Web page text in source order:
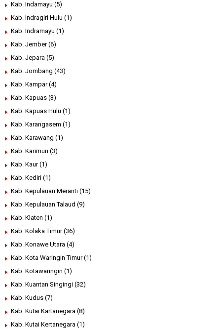
Kab. Indamayu (5)
Kab. Indragiri Hulu (1)
Kab. Indramayu (1)
Kab. Jember (6)
Kab. Jepara (5)
Kab. Jombang (43)
Kab. Kampar (4)
Kab. Kapuas (3)
Kab. Kapuas Hulu (1)
Kab. Karangasem (1)
Kab. Karawang (1)
Kab. Karimun (3)
Kab. Kaur (1)
Kab. Kediri (1)
Kab. Kepulauan Meranti (15)
Kab. Kepulauan Talaud (9)
Kab. Klaten (1)
Kab. Kolaka Timur (36)
Kab. Konawe Utara (4)
Kab. Kota Waringin Timur (1)
Kab. Kotawaringin (1)
Kab. Kuantan Singingi (32)
Kab. Kudus (7)
Kab. Kutai Kartanegara (8)
Kab. Kutai Kertanegara (1)